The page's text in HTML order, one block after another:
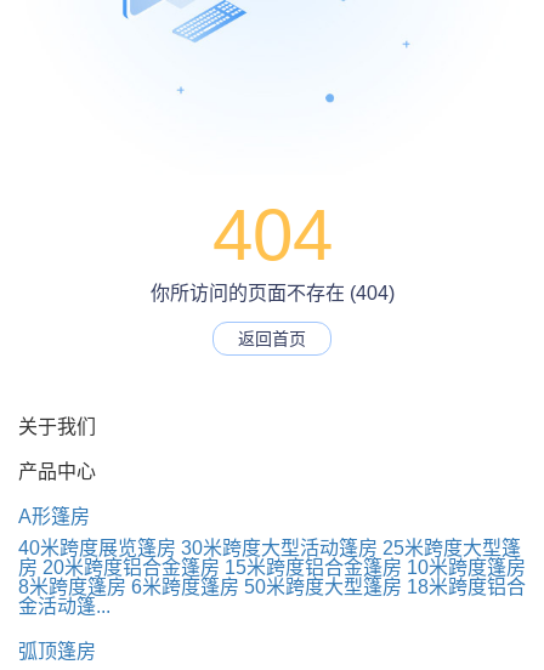
404
你所访问的页面不存在 (404)
返回首页
关于我们
产品中心
A形篷房
40米跨度展览篷房 30米跨度大型活动篷房 25米跨度大型篷
房 20米跨度铝合金篷房 15米跨度铝合金篷房 10米跨度篷房
8米跨度篷房 6米跨度篷房 50米跨度大型篷房 18米跨度铝合
金活动篷...
弧顶篷房